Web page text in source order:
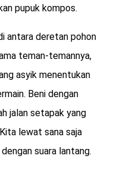
pupuk kompos.
antara deretan pohon
teman-temannya,
asyik menentukan
Beni dengan
jalan setapak yang
lewat sana saja
suara lantang.